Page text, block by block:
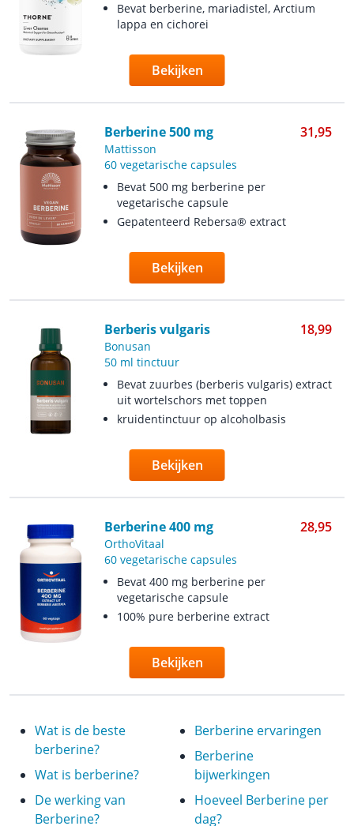
Bevat berberine, mariadistel, Arctium
lappa en cichorei
Bekijken
Berberine 500 mg 31,95
Mattisson
60 vegetarische capsules
Bevat 500 mg berberine per
vegetarische capsule
Gepatenteerd Rebersa® extract
Bekijken
Berberis vulgaris 18,99
Bonusan
50 ml tinctuur
Bevat zuurbes (berberis vulgaris) extract
uit wortelschors met toppen
kruidentinctuur op alcoholbasis
Bekijken
Berberine 400 mg 28,95
OrthoVitaal
60 vegetarische capsules
Bevat 400 mg berberine per
vegetarische capsule
100% pure berberine extract
Bekijken
Wat is de beste
berberine?
Wat is berberine?
De werking van
Berberine?
Berberine ervaringen
Berberine
bijwerkingen
Hoeveel Berberine per
dag?